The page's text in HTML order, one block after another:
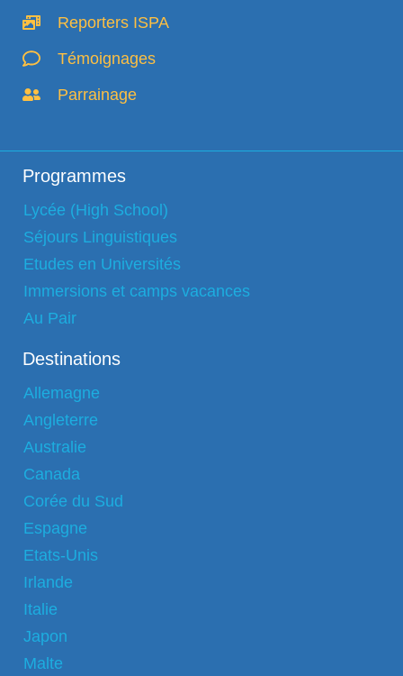
Reporters ISPA
Témoignages
Parrainage
Programmes
Lycée (High School)
Séjours Linguistiques
Etudes en Universités
Immersions et camps vacances
Au Pair
Destinations
Allemagne
Angleterre
Australie
Canada
Corée du Sud
Espagne
Etats-Unis
Irlande
Italie
Japon
Malte